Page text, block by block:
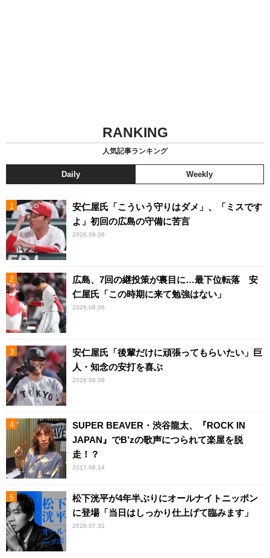
RANKING
人気記事ランキング
Daily Weekly
安仁屋氏「こういう守りはダメ」、「ミスです
よ」初回の広島の守備に苦言
2026.08.06
広島、7回の継投策が裏目に…最下位転落 安
仁屋氏「この時期に来て勉強はない」
2026.08.06
安仁屋氏「後輩だけに頑張ってもらいたい」巨
人・知念の安打を喜ぶ
2026.08.06
SUPER BEAVER・渋谷龍太、『ROCK IN
JAPAN』でB’zの歌声につられて楽屋を脱
走！？
2017.08.14
松下洸平が4年半ぶりにオールナイトニッポン
に登場「当日はしっかり仕上げて臨みます」
2026.07.31